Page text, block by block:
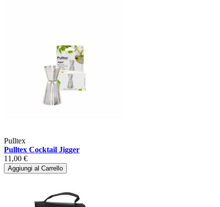
Pulltex
Pulltex Cocktail Jigger
11,00 €
Aggiungi al Carrello